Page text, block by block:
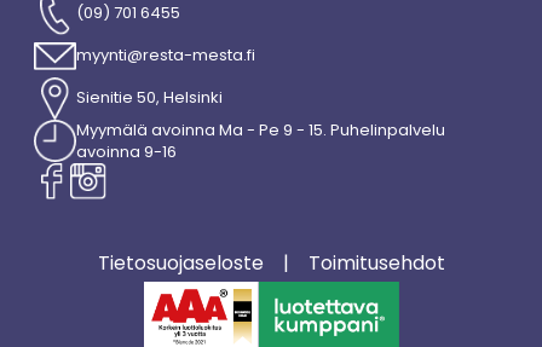
(09) 701 6455
myynti@resta-mesta.fi
Sienitie 50, Helsinki
Myymälä avoinna Ma - Pe 9 - 15. Puhelinpalvelu
avoinna 9-16
Tietosuojaseloste | Toimitusehdot